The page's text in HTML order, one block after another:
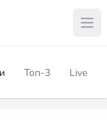
Топ-3 Live